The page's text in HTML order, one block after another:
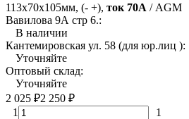
113х70х105мм, (- +), ток 70А / AGM
Вавилова 9А стр 6.:
В наличии
Кантемировская ул. 58 (для юр.лиц ):
Уточняйте
Оптовый склад:
Уточняйте
2 025 ₽2 250 ₽
1
1